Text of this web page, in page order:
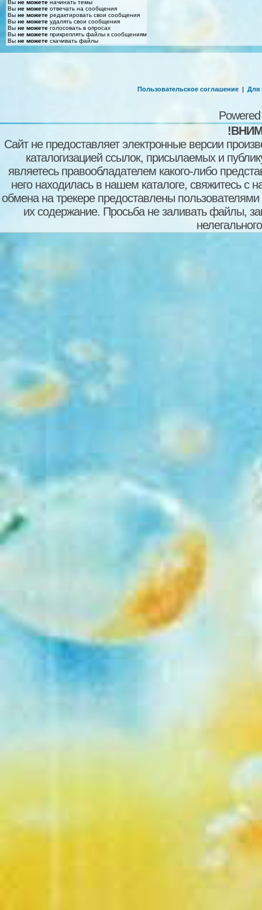
Вы не можете начинать темы
Вы не можете отвечать на сообщения
Вы не можете редактировать свои сообщения
Вы не можете удалять свои сообщения
Вы не можете голосовать в опросах
Вы не можете прикреплять файлы к сообщениям
Вы не можете скачивать файлы
Пользовательское соглашение | Для
Сайт не предоставляет электронные версии
каталогизацией ссылок, присылаемых и
являетесь правообладателем какого-либо
него находилась в нашем каталоге, свяжитесь
обмена на трекере предоставлены пользователями
их содержание. Просьба не заливать файлы,